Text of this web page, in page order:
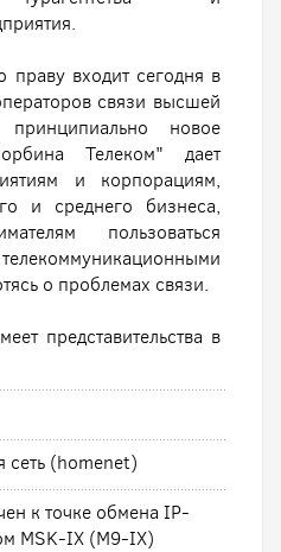
входит сегодня в
связи высшей
принципиально новое
Телеком" дает
и корпорациям,
и среднего бизнеса,
пользоваться
о проблемах связи.
представительства в
сеть (homenet)
к точке обмена IP-
MSK-IX (M9-IX)